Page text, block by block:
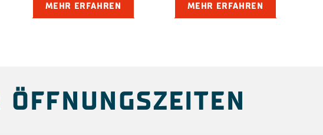
MEHR ERFAHREN MEHR ERFAHREN
ÖFFNUNGSZEITEN